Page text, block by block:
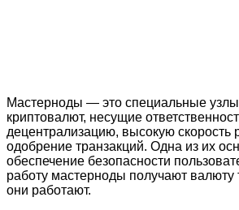
Мастерноды — это специальные узлы
криптовалют, несущие
децентрализацию, высокую скорость
одобрение транзакций. Одна из их
обеспечение безопасности
работу мастерноды получают валюту
они работают.